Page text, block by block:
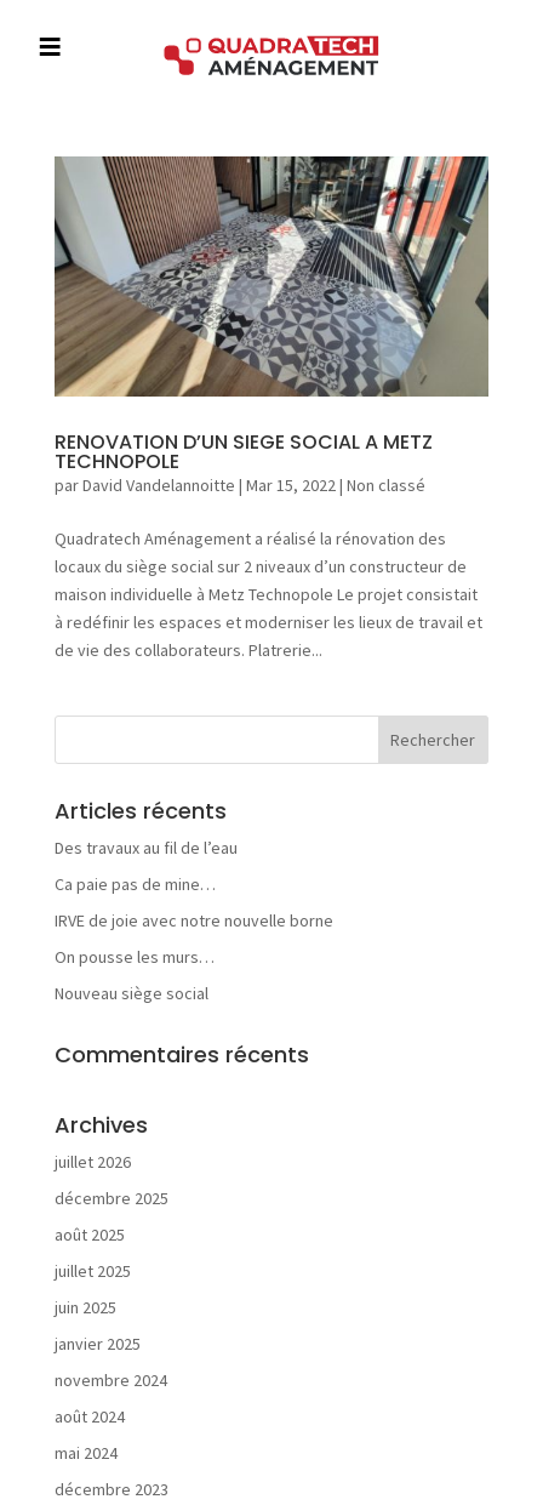
≡
c
c
u
i
l
’
e
n
t
r
e
p
r
i
N
s
a
t
i
i
t
s
V
o
s
b
e
s
o
i
n
s
RENOVATION D’UN SIEGE SOCIAL A METZ
TECHNOPOLE
parDavid Vandelannoitte | Mar 15, 2022| Non classé
Quadratech Aménagement a réalisé la rénovation des
locaux du siège social sur 2 niveaux d’un constructeur de
maison individuelle à Metz Technopole Le projet consistait
à redéfinir les espaces et moderniser les lieux de travail et
de vie des collaborateurs. Platrerie...
Articles récents
Des travaux au fil de l’eau
Ca paie pas de mine…
IRVE de joie avec notre nouvelle borne
On pousse les murs…
Nouveau siège social
Commentaires récents
Archives
juillet 2026
décembre 2025
août 2025
juillet 2025
juin 2025
janvier 2025
novembre 2024
août 2024
mai 2024
décembre 2023